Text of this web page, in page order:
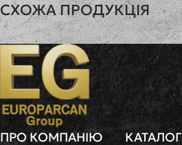
СХОЖА ПРОДУКЦІЯ
Півсфера
ДІАМЕТР
50см
ВИСОТА
25см
ВАГА
70кг
450 грн
ПРО КОМПАНІЮ КАТАЛОГ